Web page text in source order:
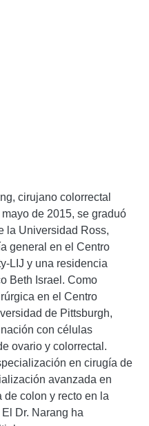
cirujano colorrectal
de 2015, se graduó
la Universidad Ross,
general en el Centro
LIJ y una residencia
Beth Israel. Como
en el Centro
de Pittsburgh,
con células
ovario y colorrectal.
en cirugía de
avanzada en
colon y recto en la
Dr. Narang ha